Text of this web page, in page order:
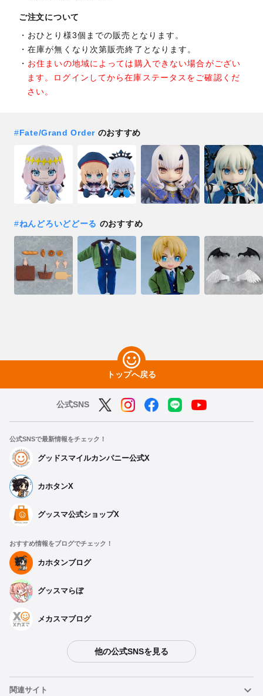
ご注文について
おひとり様3個までの販売となります。
在庫が無くなり次第販売終了となります。
お住まいの地域によっては購入できない場合がござい
ます。ログインしてから在庫ステータスをご確認くだ
さい。
#Fate/Grand Orderのおすすめ
#ねんどろいどどーる のおすすめ
トップへ戻る
公式SNS
公式SNSで最新情報をチェック！
グッドスマイルカンパニー公式X
カホタンX
グッスマ公式ショップX
おすすめ情報をブログでチェック！
カホタンブログ
グッスマらぼ
メカスマブログ
他の公式SNSを見る
関連サイト